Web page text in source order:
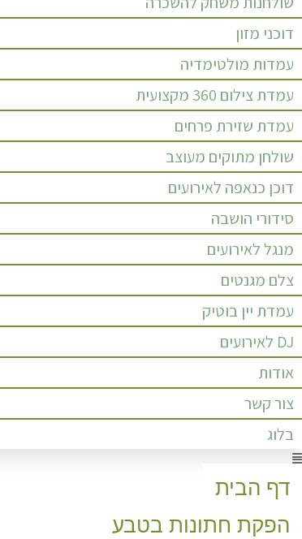
דוכני מזון
עמדות מולטימדיה
עמדת צילום 360 מקצועית
עמדת שזירת פרחים
שולחן מתוקים מעוצב
דוכן כנאפה לאירועים
סידורי הושבה
מנגל לאירועים
צלם מגנטים
עמדת יין בוטיק
DJ לאירועים
אודות
צור קשר
בלוג
Menu
דף הבית
הפקת חתונות בטבע